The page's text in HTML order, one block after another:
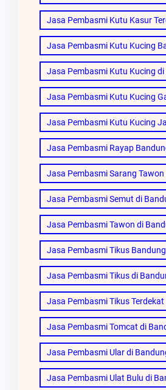
Jasa Pembasmi Kutu Kasur
Jasa Pembasmi Kutu Kucing
Jasa Pembasmi Kutu Kucing
Jasa Pembasmi Kutu Kucing
Jasa Pembasmi Kutu Kucing
Jasa Pembasmi Rayap
Jasa Pembasmi Sarang
Jasa Pembasmi Semut di
Jasa Pembasmi Tawon di
Jasa Pembasmi Tikus Bandung
Jasa Pembasmi Tikus di
Jasa Pembasmi Tikus Terdekat
Jasa Pembasmi Tomcat di
Jasa Pembasmi Ular di
Jasa Pembasmi Ulat Bulu di